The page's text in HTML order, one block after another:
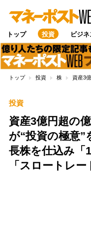
トップ 投資 ビジネ
トップ 投資 株 資産3
投資
資産3億円超の
が“投資の極意
長株を仕込み「
「スロートレ